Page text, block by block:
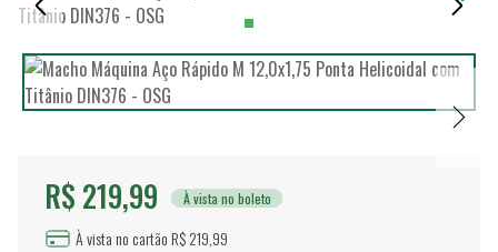
R$ 219,99 À vista no boleto
À vista no cartão R$ 219,99